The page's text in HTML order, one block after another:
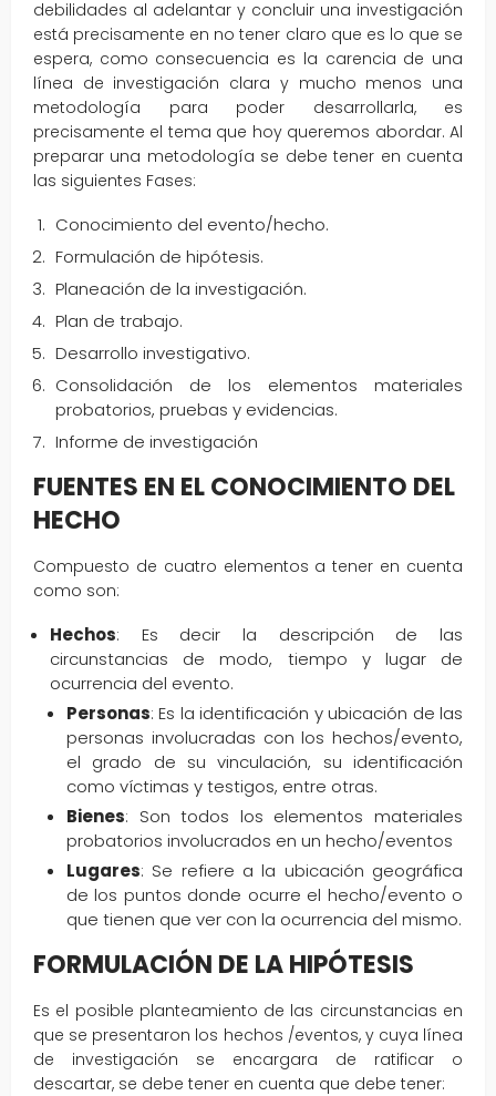
debilidades al adelantar y concluir una investigación
está precisamente en no tener claro que es lo que se
espera, como consecuencia es la carencia de una
línea de investigación clara y mucho menos una
metodología para poder desarrollarla, es
precisamente el tema que hoy queremos abordar. Al
preparar una metodología se debe tener en cuenta
las siguientes Fases:
Conocimiento del evento/hecho.
Formulación de hipótesis.
Planeación de la investigación.
Plan de trabajo.
Desarrollo investigativo.
Consolidación de los elementos materiales
probatorios, pruebas y evidencias.
Informe de investigación
FUENTES EN EL CONOCIMIENTO DEL
HECHO
Compuesto de cuatro elementos a tener en cuenta
como son:
Hechos: Es decir la descripción de las
circunstancias de modo, tiempo y lugar de
ocurrencia del evento.
Personas: Es la identificación y ubicación de las
personas involucradas con los hechos/evento,
el grado de su vinculación, su identificación
como víctimas y testigos, entre otras.
Bienes: Son todos los elementos materiales
probatorios involucrados en un hecho/eventos
Lugares: Se refiere a la ubicación geográfica
de los puntos donde ocurre el hecho/evento o
que tienen que ver con la ocurrencia del mismo.
FORMULACIÓN DE LA HIPÓTESIS
Es el posible planteamiento de las circunstancias en
que se presentaron los hechos /eventos, y cuya línea
de investigación se encargara de ratificar o
descartar, se debe tener en cuenta que debe tener: